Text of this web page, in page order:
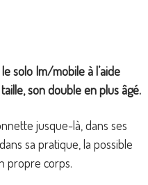
solo Im/mobile à l’aide
son double en plus âgé.
jusque-là, dans ses
sa pratique, la possible
propre corps.